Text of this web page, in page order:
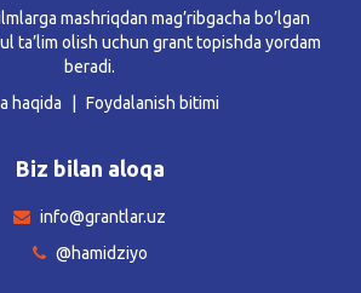
mashriqdan mag’ribgacha bo’lgan
ta’lim olish uchun grant topishda yordam
beradi.
haqida
Foydalanish bitimi
Biz bilan aloqa
info@grantlar.uz
@hamidziyo